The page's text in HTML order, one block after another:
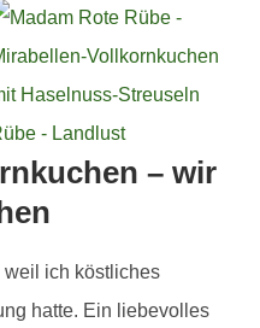
– wir
weil ich köstliches
hatte. Ein liebevolles